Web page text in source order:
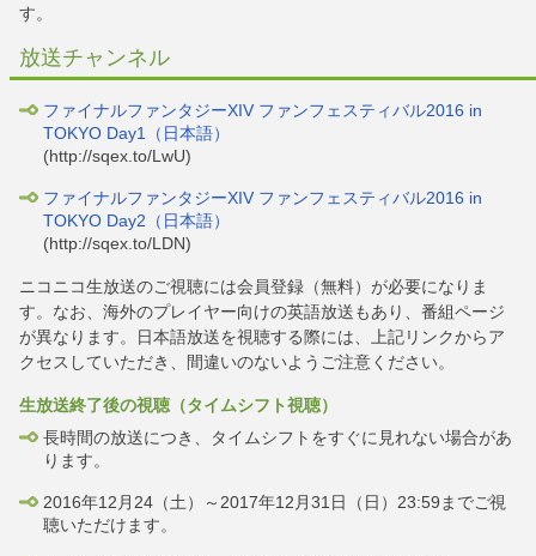
す。
放送チャンネル
ファイナルファンタジーXIV ファンフェスティバル2016 in
TOKYO Day1（日本語）
(http://sqex.to/LwU)
ファイナルファンタジーXIV ファンフェスティバル2016 in
TOKYO Day2（日本語）
(http://sqex.to/LDN)
ニコニコ生放送のご視聴には会員登録（無料）が必要になりま
す。なお、海外のプレイヤー向けの英語放送もあり、番組ページ
が異なります。日本語放送を視聴する際には、上記リンクからア
クセスしていただき、間違いのないようご注意ください。
生放送終了後の視聴（タイムシフト視聴）
長時間の放送につき、タイムシフトをすぐに見れない場合があ
ります。
2016年12月24（土）～2017年12月31日（日）23:59までご視
聴いただけます。